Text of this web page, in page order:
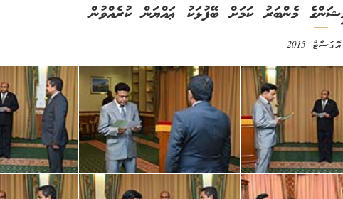
މެންބަރު ކަމަށް ބޭފުޅަކު ޢައްޔަން ކުރެއްވުން